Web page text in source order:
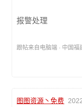
报警处理
跟帖来自电脑端 · 中国福
图图资源丶免费